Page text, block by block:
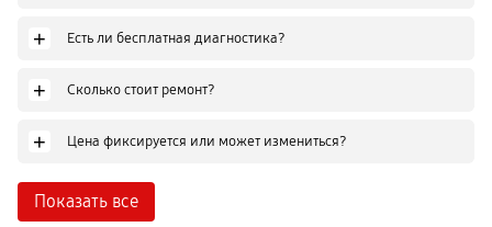
+ Есть ли бесплатная диагностика?
+ Сколько стоит ремонт?
+ Цена фиксируется или может измениться?
Показать все